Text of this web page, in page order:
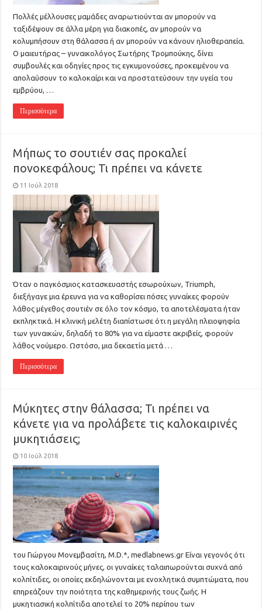
Πολλές μέλλουσες μαμάδες αναρωτιούνται αν μπορούν να
ταξιδέψουν σε άλλα μέρη για διακοπές, αν μπορούν να
κολυμπήσουν στη θάλασσα ή αν μπορούν να κάνουν ηλιοθεραπεία.
Ο μαιευτήρας – γυναικολόγος Σωτήρης Τρομπούκης, δίνει
συμβουλές και οδηγίες προς τις εγκυμονούσες, προκειμένου να
απολαύσουν το καλοκαίρι και να προστατεύσουν την υγεία του
εμβρύου, …
Περισσότερα
Μήπως το σουτιέν σας προκαλεί
πονοκεφάλους; Τι πρέπει να κάνετε
11 Ιούλ 2018
Όταν ο παγκόσμιος κατασκευαστής εσωρούχων, Triumph,
διεξήγαγε μια έρευνα για να καθορίσει πόσες γυναίκες φορούν
λάθος μέγεθος σουτιέν σε όλο τον κόσμο, τα αποτελέσματα ήταν
εκπληκτικά. Η κλινική μελέτη διαπίστωσε ότι η μεγάλη πλειοψηφία
των γυναικών, δηλαδή το 80% για να είμαστε ακριβείς, φορούν
λάθος νούμερο. Ωστόσο, μια δεκαετία μετά …
Περισσότερα
Μύκητες στην θάλασσα; Τι πρέπει να
κάνετε για να προλάβετε τις καλοκαιρινές
μυκητιάσεις;
10 Ιούλ 2018
του Γιώργου Μονεμβασίτη, M.D.*, medlabnews.gr Είναι γεγονός ότι
τους καλοκαιρινούς μήνες, οι γυναίκες ταλαιπωρούνται συχνά από
κολπίτιδες, οι οποίες εκδηλώνονται με ενοχλητικά συμπτώματα, που
επηρεάζουν την ποιότητα της καθημερινής τους ζωής. Η
μυκητιασική κολπίτιδα αποτελεί το 20% περίπου των